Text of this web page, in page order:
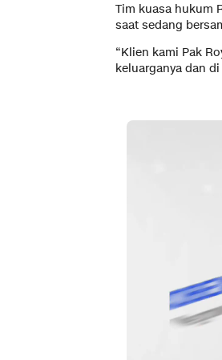
Tim kuasa hukum
saat sedang
“Klien kami Pak
keluarganya dan